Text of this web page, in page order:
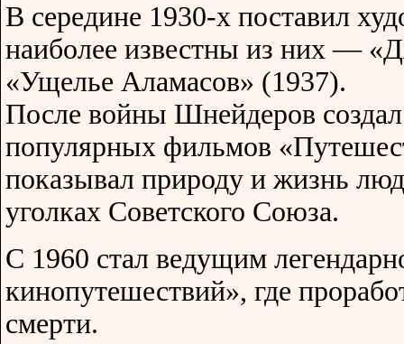
В середине 1930-х поставил
наиболее известны из них —
«Ущелье Аламасов» (1937).
После войны Шнейдеров
популярных фильмов
показывал природу и жизнь
уголках Советского Союза.
С 1960 стал ведущим
кинопутешествий», где
смерти.